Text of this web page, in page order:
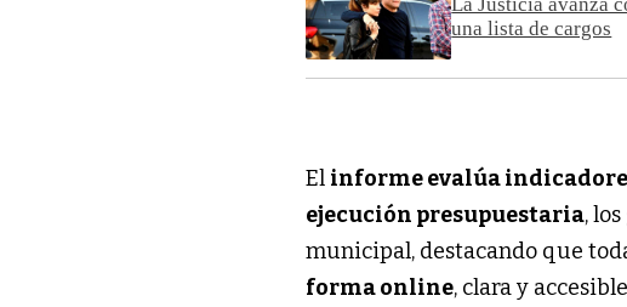
La Justicia avanza
una lista de cargos
El informe evalúa
ejecución presupuestaria,
municipal, destacando que
forma online, clara y ac​